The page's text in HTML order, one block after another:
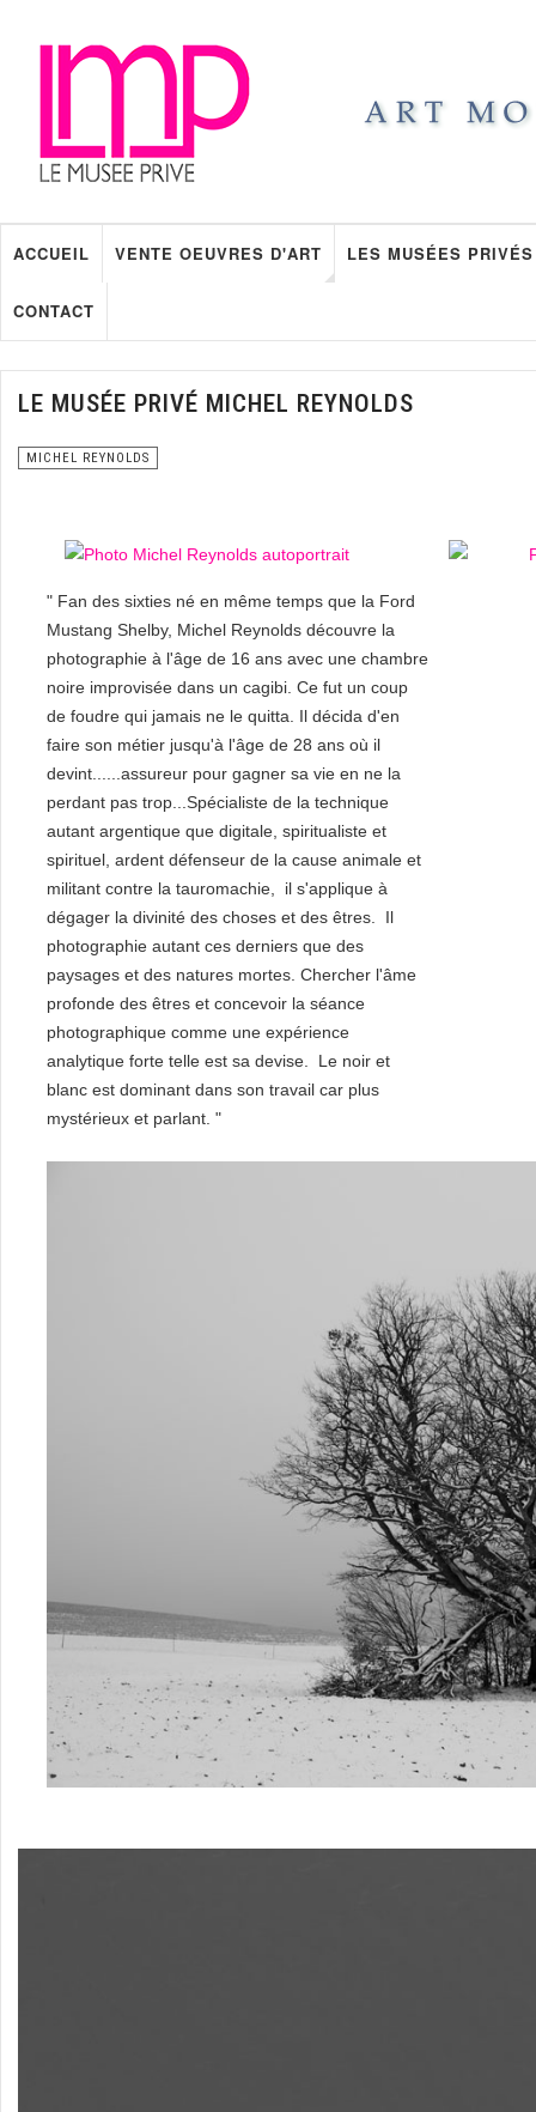
ACCUEIL VENTE OEUVRES D'ART LES MUSÉES PRIVÉS
CONTACT
LE MUSÉE PRIVÉ MICHEL REYNOLDS
MICHEL REYNOLDS
" Fan des sixties né en même temps que la Ford
Mustang Shelby, Michel Reynolds découvre la
photographie à l'âge de 16 ans avec une chambre
noire improvisée dans un cagibi. Ce fut un coup
de foudre qui jamais ne le quitta. Il décida d'en
faire son métier jusqu'à l'âge de 28 ans où il
devint......assureur pour gagner sa vie en ne la
perdant pas trop...Spécialiste de la technique
autant argentique que digitale, spiritualiste et
spirituel, ardent défenseur de la cause animale et
militant contre la tauromachie, il s'applique à
dégager la divinité des choses et des êtres. Il
photographie autant ces derniers que des
paysages et des natures mortes. Chercher l'âme
profonde des êtres et concevoir la séance
photographique comme une expérience
analytique forte telle est sa devise. Le noir et
blanc est dominant dans son travail car plus
mystérieux et parlant. "